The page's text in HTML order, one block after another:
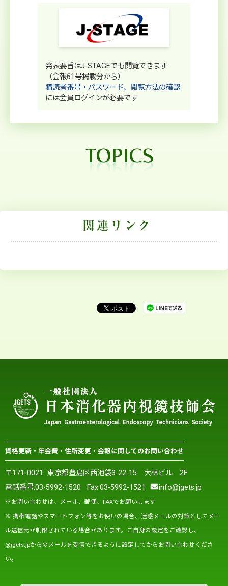
発表要旨はJ-STAGEでも閲覧できます
（会報61号掲載分から）
購読者番号・パスワード、閲覧方法の確認
には会員ログインが必要です
資格更新・年会費・住所変更・会報に関してのお問い合わせ
〒171-0021 東京都豊島区西池袋3-22-15 大林ビル 2F
電話番号:03-5992-1520 Fax:03-5992-1521 info@jgets.jp
※お問い合わせは、メール、郵便、FAXでお願いします
※ 携帯電話やスマートフォン等をお使いの場合、迷惑メールの対策としてメー
ル送信元が制限されている場合があります。ご自身の設定をご確認し、
@jgets.jpからのメールを受信できるように設定してからお問い合わせくださ
い。